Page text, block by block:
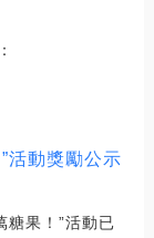
活動獎勵公示
果！”活動已